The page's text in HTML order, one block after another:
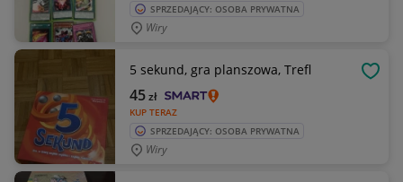
SPRZEDAJĄCY: OSOBA PRYWATNA
Wiry
5 sekund, gra planszowa, Trefl
KUP TERAZ
45zł
SPRZEDAJĄCY: OSOBA PRYWATNA
Wiry